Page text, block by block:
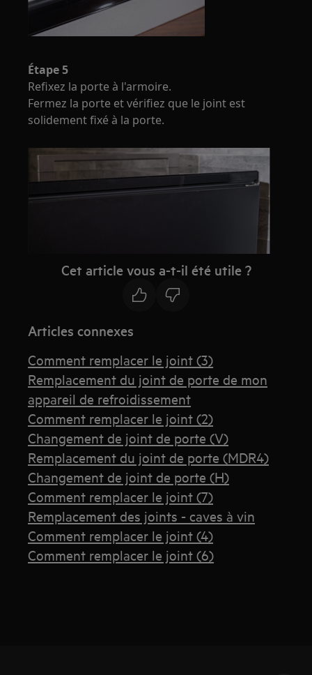
Étape 5
Refixez la porte à l'armoire.
Fermez la porte et vérifiez que le joint est
solidement fixé à la porte.
Cet article vous a-t-il été utile ?
Articles connexes
Comment remplacer le joint (3)
Remplacement du joint de porte de mon
appareil de refroidissement
Comment remplacer le joint (2)
Changement de joint de porte (V)
Remplacement du joint de porte (MDR4)
Changement de joint de porte (H)
Comment remplacer le joint (7)
Remplacement des joints - caves à vin
Comment remplacer le joint (4)
Comment remplacer le joint (6)